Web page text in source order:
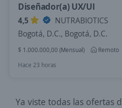
Diseñador(a) UX/UI
4,5
NUTRABIOTICS
Bogotá, D.C., Bogotá, D.C.
$ 1.000.000,00 (Mensual)
Remoto
Hace 23 horas
Ya viste todas las ofertas